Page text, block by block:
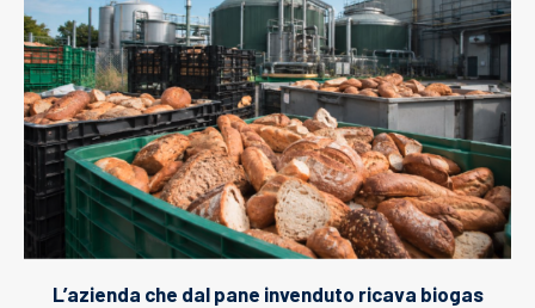
L’azienda che dal pane invenduto ricava biogas